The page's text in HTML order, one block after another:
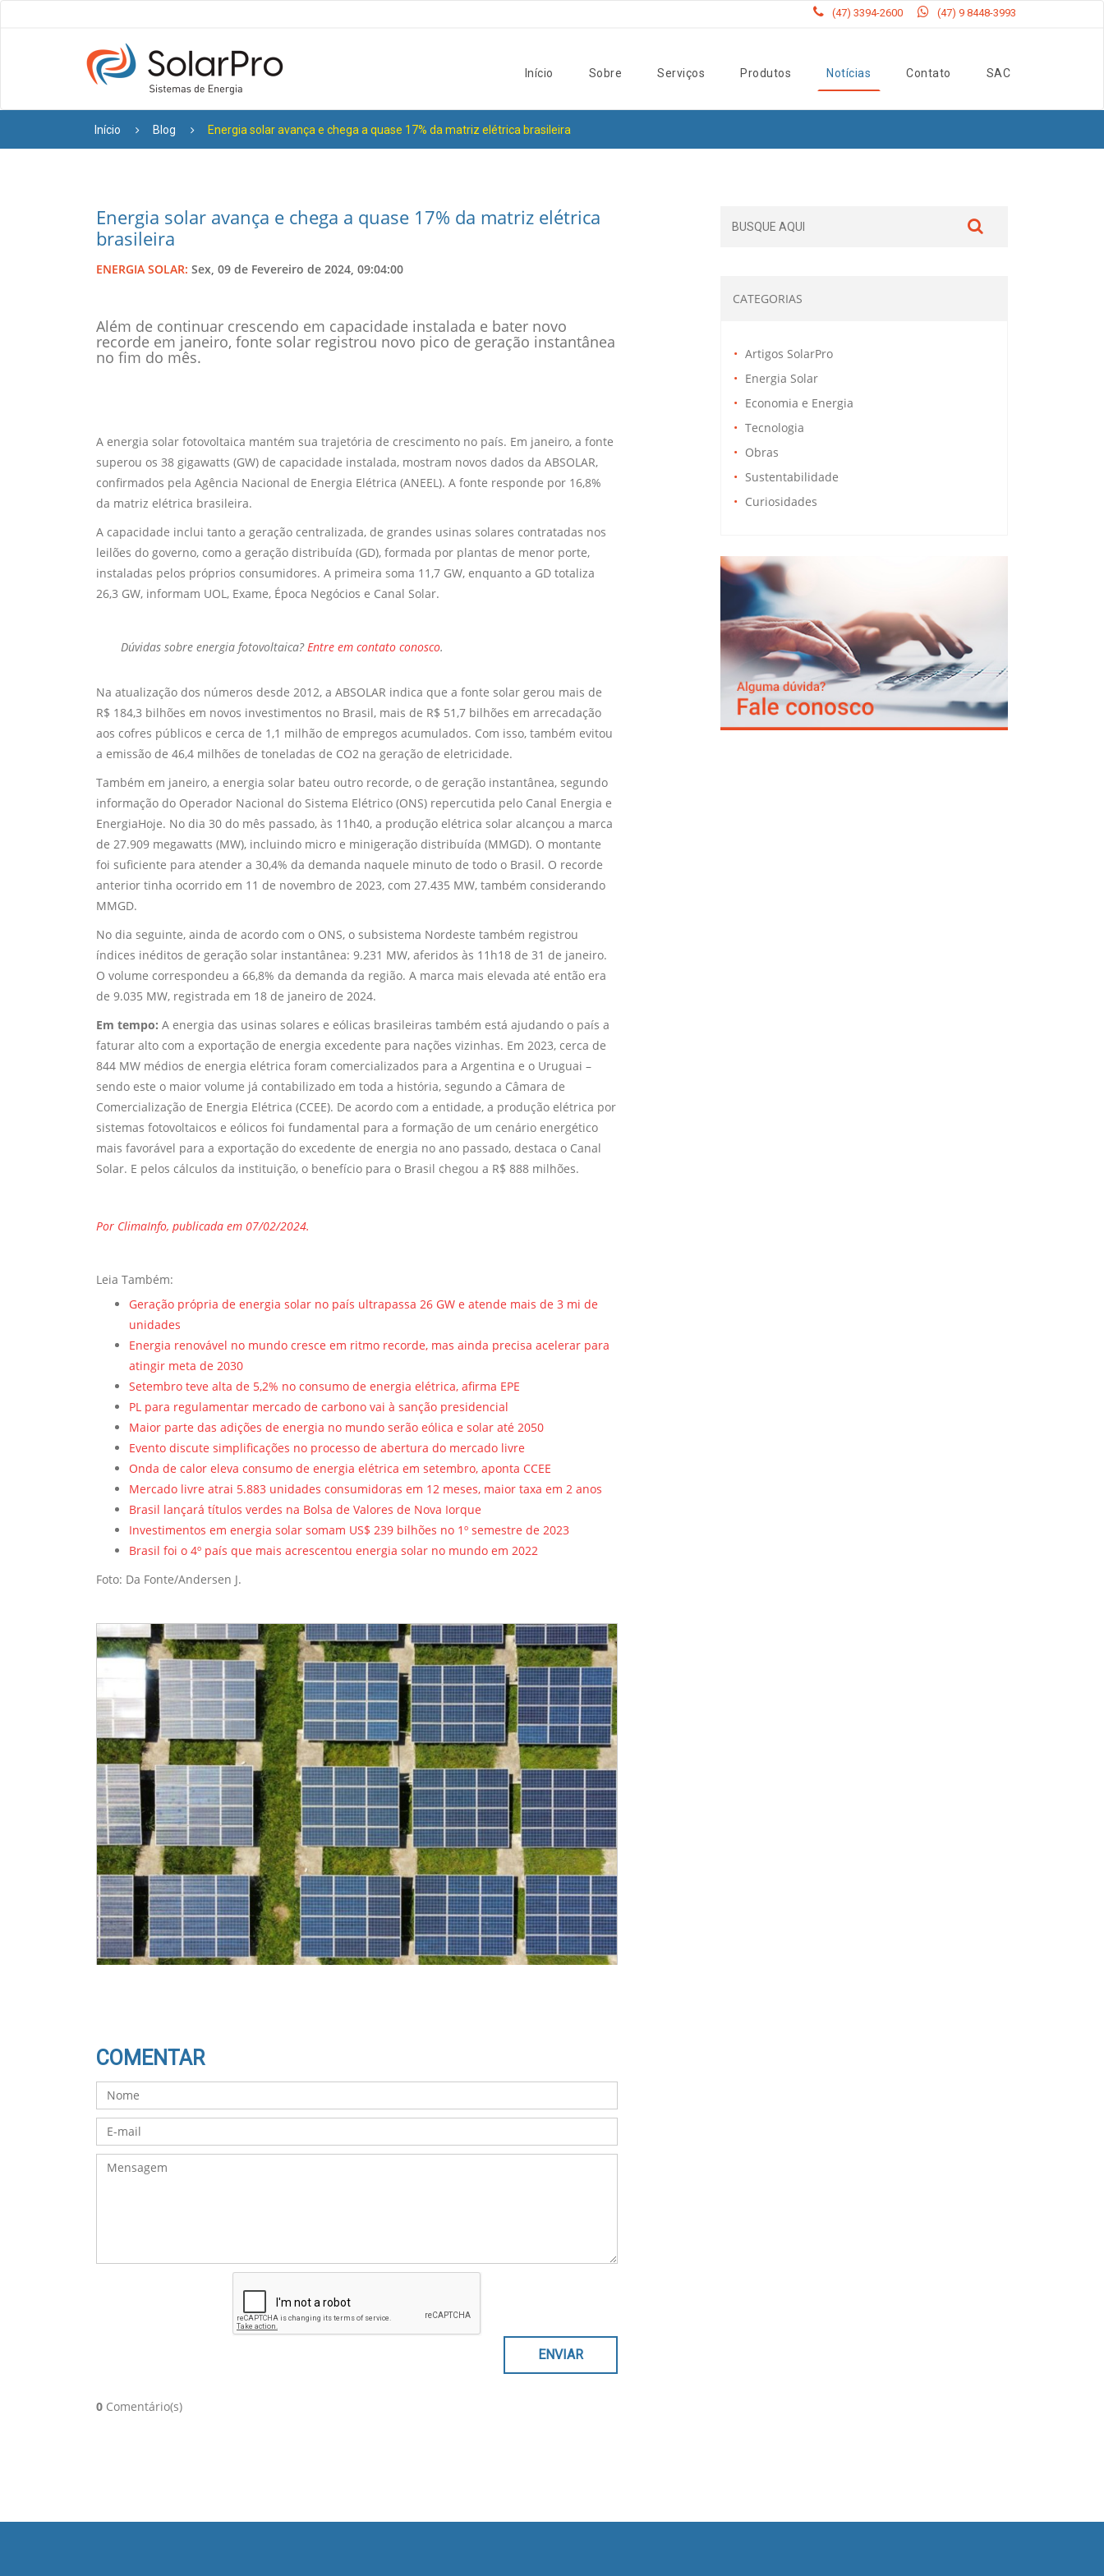
(47) 3394-2600 (47) 9 8448-3993
Início Sobre Serviços Produtos Notícias Contato SAC
Início Blog Energia solar avança e chega a quase 17% da matriz elétrica brasileira
Energia solar avança e chega a quase 17% da matriz elétrica
brasileira
ENERGIA SOLAR: Sex, 09 de Fevereiro de 2024, 09:04:00
Além de continuar crescendo em capacidade instalada e bater novo
recorde em janeiro, fonte solar registrou novo pico de geração instantânea
no fim do mês.
A energia solar fotovoltaica mantém sua trajetória de crescimento no país. Em janeiro, a fonte
superou os 38 gigawatts (GW) de capacidade instalada, mostram novos dados da ABSOLAR,
confirmados pela Agência Nacional de Energia Elétrica (ANEEL). A fonte responde por 16,8%
da matriz elétrica brasileira.
A capacidade inclui tanto a geração centralizada, de grandes usinas solares contratadas nos
leilões do governo, como a geração distribuída (GD), formada por plantas de menor porte,
instaladas pelos próprios consumidores. A primeira soma 11,7 GW, enquanto a GD totaliza
26,3 GW, informam UOL, Exame, Época Negócios e Canal Solar.
Dúvidas sobre energia fotovoltaica? Entre em contato conosco.
Na atualização dos números desde 2012, a ABSOLAR indica que a fonte solar gerou mais de
R$ 184,3 bilhões em novos investimentos no Brasil, mais de R$ 51,7 bilhões em arrecadação
aos cofres públicos e cerca de 1,1 milhão de empregos acumulados. Com isso, também evitou
a emissão de 46,4 milhões de toneladas de CO2 na geração de eletricidade.
Também em janeiro, a energia solar bateu outro recorde, o de geração instantânea, segundo
informação do Operador Nacional do Sistema Elétrico (ONS) repercutida pelo Canal Energia e
EnergiaHoje. No dia 30 do mês passado, às 11h40, a produção elétrica solar alcançou a marca
de 27.909 megawatts (MW), incluindo micro e minigeração distribuída (MMGD). O montante
foi suficiente para atender a 30,4% da demanda naquele minuto de todo o Brasil. O recorde
anterior tinha ocorrido em 11 de novembro de 2023, com 27.435 MW, também considerando
MMGD.
No dia seguinte, ainda de acordo com o ONS, o subsistema Nordeste também registrou
índices inéditos de geração solar instantânea: 9.231 MW, aferidos às 11h18 de 31 de janeiro.
O volume correspondeu a 66,8% da demanda da região. A marca mais elevada até então era
de 9.035 MW, registrada em 18 de janeiro de 2024.
Em tempo: A energia das usinas solares e eólicas brasileiras também está ajudando o país a
faturar alto com a exportação de energia excedente para nações vizinhas. Em 2023, cerca de
844 MW médios de energia elétrica foram comercializados para a Argentina e o Uruguai –
sendo este o maior volume já contabilizado em toda a história, segundo a Câmara de
Comercialização de Energia Elétrica (CCEE). De acordo com a entidade, a produção elétrica por
sistemas fotovoltaicos e eólicos foi fundamental para a formação de um cenário energético
mais favorável para a exportação do excedente de energia no ano passado, destaca o Canal
Solar. E pelos cálculos da instituição, o benefício para o Brasil chegou a R$ 888 milhões.
Por ClimaInfo, publicada em 07/02/2024.
Leia Também:
Geração própria de energia solar no país ultrapassa 26 GW e atende mais de 3 mi de
unidades
Energia renovável no mundo cresce em ritmo recorde, mas ainda precisa acelerar para
atingir meta de 2030
Setembro teve alta de 5,2% no consumo de energia elétrica, afirma EPE
PL para regulamentar mercado de carbono vai à sanção presidencial
Maior parte das adições de energia no mundo serão eólica e solar até 2050
Evento discute simplificações no processo de abertura do mercado livre
Onda de calor eleva consumo de energia elétrica em setembro, aponta CCEE
Mercado livre atrai 5.883 unidades consumidoras em 12 meses, maior taxa em 2 anos
Brasil lançará títulos verdes na Bolsa de Valores de Nova Iorque
Investimentos em energia solar somam US$ 239 bilhões no 1º semestre de 2023
Brasil foi o 4º país que mais acrescentou energia solar no mundo em 2022
Foto: Da Fonte/Andersen J.
CATEGORIAS
Artigos SolarPro
Energia Solar
Economia e Energia
Tecnologia
Obras
Sustentabilidade
Curiosidades
COMENTAR
0 Comentário(s)